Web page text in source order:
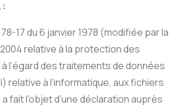
17 du 6 janvier 1978 (modifiée par la
relative à la protection des
l’égard des traitements de données
relative à l’informatique, aux fichiers
fait l’objet d’une déclaration auprès